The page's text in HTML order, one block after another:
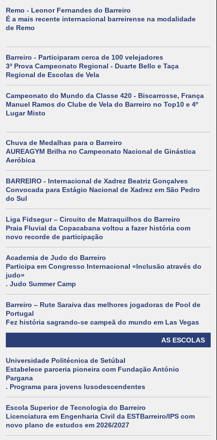
Remo - Leonor Fernandes do Barreiro
É a mais recente internacional barreirense na modalidade
de Remo
Barreiro - Participaram cerca de 100 velejadores
3ª Prova Campeonato Regional - Duarte Bello e Taça
Regional de Escolas de Vela
Campeonato do Mundo da Classe 420 - Biscarrosse, França
Manuel Ramos do Clube de Vela do Barreiro no Top10 e 4º
Lugar Misto
Chuva de Medalhas para o Barreiro
AUREAGYM Brilha no Campeonato Nacional de Ginástica
Aeróbica
BARREIRO - Internacional de Xadrez Beatriz Gonçalves
Convocada para Estágio Nacional de Xadrez em São Pedro
do Sul
Liga Fidsegur – Circuito de Matraquilhos do Barreiro
Praia Fluvial da Copacabana voltou a fazer história com
novo recorde de participação
Academia de Judo do Barreiro
Participa em Congresso Internacional «Inclusão através do
judo»
. Judo Summer Camp
Barreiro – Rute Saraiva das melhores jogadoras de Pool de
Portugal
Fez história sagrando-se campeã do mundo em Las Vegas
AS ESCOLAS
Universidade Politécnica de Setúbal
Estabelece parceria pioneira com Fundação António
Pargana
. Programa para jovens lusodescendentes
Escola Superior de Tecnologia do Barreiro
Licenciatura em Engenharia Civil da ESTBarreiro/IPS com
novo plano de estudos em 2026/2027